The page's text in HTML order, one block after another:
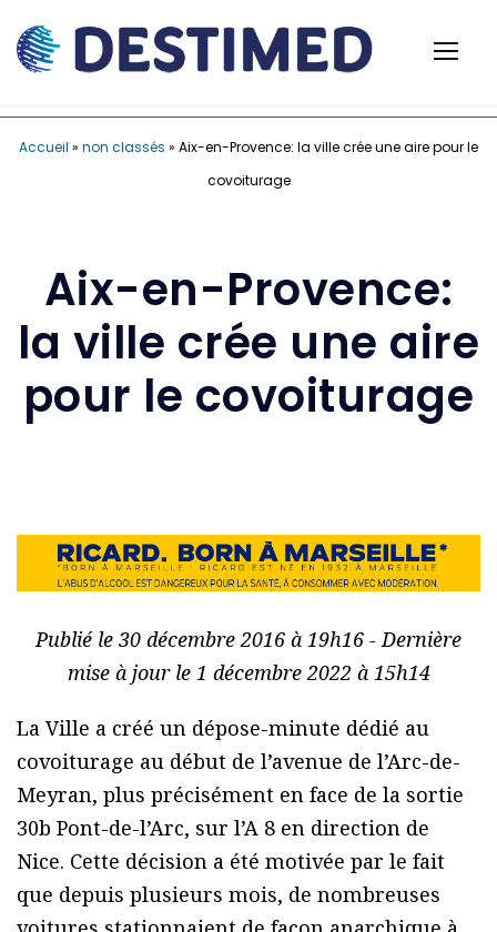
Accueil » non classés » Aix-en-Provence: la ville crée une aire pour le
covoiturage
Aix-en-Provence:
la ville crée une aire
pour le covoiturage
Publié le 30 décembre 2016 à 19h16 - Dernière
mise à jour le 1 décembre 2022 à 15h14
La Ville a créé un dépose-minute dédié au
covoiturage au début de l’avenue de l’Arc-de-
Meyran, plus précisément en face de la sortie
30b Pont-de-l’Arc, sur l’A 8 en direction de
Nice. Cette décision a été motivée par le fait
que depuis plusieurs mois, de nombreuses